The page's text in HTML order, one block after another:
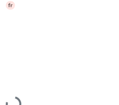
fr
Loading...